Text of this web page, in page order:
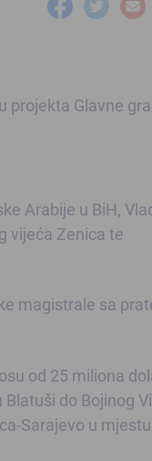
projekta Glavne
Arabije u BiH,
vijeća Zenica te
magistrale sa
od 25 miliona
do Bojinog
Sarajevo u mjestu